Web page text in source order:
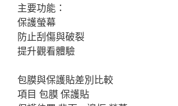
主要功能：
保護螢幕
防止刮傷與破裂
提升觀看體驗
包膜與保護貼差別比較
項目 包膜 保護貼